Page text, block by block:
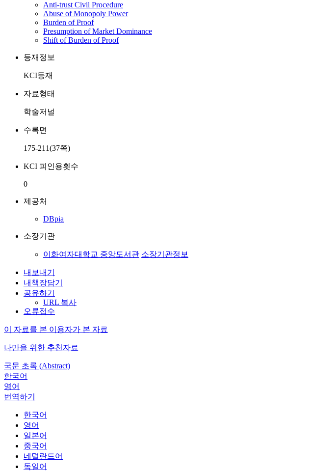
Anti-trust Civil Procedure
Abuse of Monopoly Power
Burden of Proof
Presumption of Market Dominance
Shift of Burden of Proof
등재정보
KCI등재
자료형태
학술저널
수록면
175-211(37쪽)
KCI 피인용횟수
0
제공처
DBpia
소장기관
이화여자대학교 중앙도서관 소장기관정보
내보내기
내책장담기
공유하기
URL 복사
오류접수
이 자료를 본 이용자가 본 자료
나만을 위한 추천자료
국문 초록 (Abstract)
한국어
영어
번역하기
한국어
영어
일본어
중국어
네덜란드어
독일어